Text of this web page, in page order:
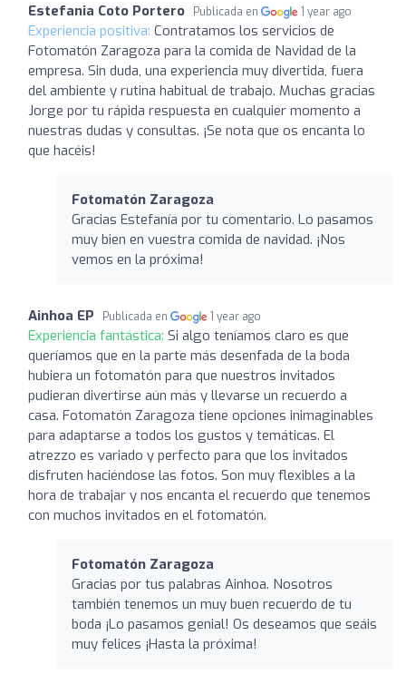
Estefania Coto Portero Publicada en 1 year ago
Experiencia positiva: Contratamos los servicios de
Fotomatón Zaragoza para la comida de Navidad de la
empresa. Sin duda, una experiencia muy divertida, fuera
del ambiente y rutina habitual de trabajo. Muchas gracias
Jorge por tu rápida respuesta en cualquier momento a
nuestras dudas y consultas. ¡Se nota que os encanta lo
que hacéis!
Fotomatón Zaragoza
Gracias Estefanía por tu comentario. Lo pasamos
muy bien en vuestra comida de navidad. ¡Nos
vemos en la próxima!
Ainhoa EP Publicada en 1 year ago
Experiencia fantástica: Si algo teníamos claro es que
queríamos que en la parte más desenfada de la boda
hubiera un fotomatón para que nuestros invitados
pudieran divertirse aún más y llevarse un recuerdo a
casa. Fotomatón Zaragoza tiene opciones inimaginables
para adaptarse a todos los gustos y temáticas. El
atrezzo es variado y perfecto para que los invitados
disfruten haciéndose las fotos. Son muy flexibles a la
hora de trabajar y nos encanta el recuerdo que tenemos
con muchos invitados en el fotomatón.
Fotomatón Zaragoza
Gracias por tus palabras Ainhoa. Nosotros
también tenemos un muy buen recuerdo de tu
boda ¡Lo pasamos genial! Os deseamos que seáis
muy felices ¡Hasta la próxima!